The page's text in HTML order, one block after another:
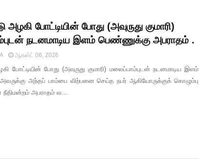
அழகி போட்டியின் போது (அவுருது குமாரி)
நடனமாடிய இளம் பெண்ணுக்கு அபராதம் .
ஆகஸ்ட் 06, 2026
போட்டியின் போது (அவுருது குமாரி) மலைப்பாம்புடன் நடனமாடிய இளம்
அந்தப் பாம்பை விற்பனை செய்த நபர் ஆகியோருக்குக் கொழும்பு
நீதிமன்றம் அபராதம் வ…